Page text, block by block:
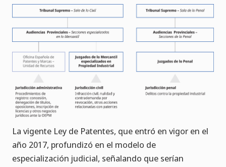
La vigente Ley de Patentes, que entró en vigor en el
año 2017, profundizó en el modelo de
especialización judicial, señalando que serían